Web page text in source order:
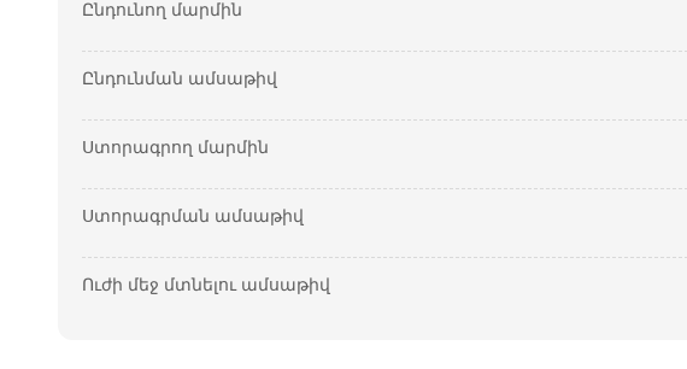
Ընդունող մարմին
Ընդունման ամսաթիվ
Ստորագրող մարմին
Ստորագրման ամսաթիվ
Ուժի մեջ մտնելու ամսաթիվ